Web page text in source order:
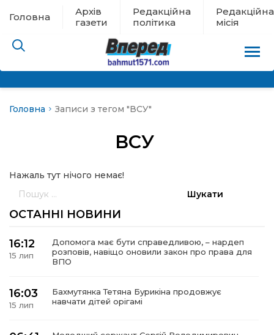
Головна
Архів
газети
Редакційна
політика
Редакційна
місія
новини
Головна Записи з тегом "ВСУ"
ВСУ
Нажаль тут нічого немає!
ОСТАННІ НОВИНИ
16:12
15 лип
Допомога має бути справедливою, – нардеп
розповів, навіщо оновили закон про права для
ВПО
16:03
15 лип
Бахмутянка Тетяна Бурикіна продовжує
навчати дітей орігамі